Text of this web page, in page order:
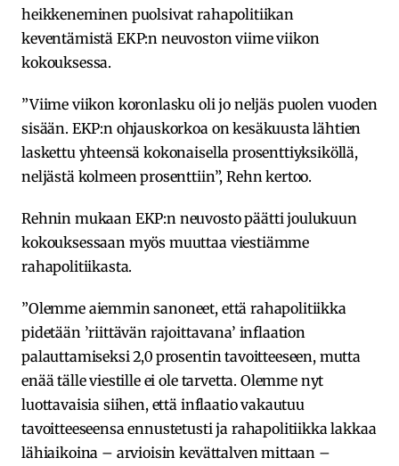
heikkeneminen puolsivat rahapolitiikan
keventämistä EKP:n neuvoston viime viikon
kokouksessa.
”Viime viikon koronlasku oli jo neljäs puolen vuoden
sisään. EKP:n ohjauskorkoa on kesäkuusta lähtien
laskettu yhteensä kokonaisella prosenttiyksiköllä,
neljästä kolmeen prosenttiin”, Rehn kertoo.
Rehnin mukaan EKP:n neuvosto päätti joulukuun
kokouksessaan myös muuttaa viestiämme
rahapolitiikasta.
”Olemme aiemmin sanoneet, että rahapolitiikka
pidetään ’riittävän rajoittavana’ inflaation
palauttamiseksi 2,0 prosentin tavoitteeseen, mutta
enää tälle viestille ei ole tarvetta. Olemme nyt
luottavaisia siihen, että inflaatio vakautuu
tavoitteeseensa ennustetusti ja rahapolitiikka lakkaa
lähiaikoina – arvioisin kevättalven mittaan –